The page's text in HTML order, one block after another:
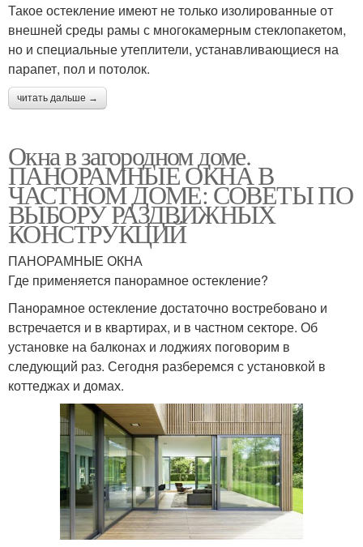
Такое остекление имеют не только изолированные от
внешней среды рамы с многокамерным стеклопакетом,
но и специальные утеплители, устанавливающиеся на
парапет, пол и потолок.
читать дальше →
Окна в загородном доме.
ПАНОРАМНЫЕ ОКНА В
ЧАСТНОМ ДОМЕ: СОВЕТЫ ПО
ВЫБОРУ РАЗДВИЖНЫХ
КОНСТРУКЦИЙ
ПАНОРАМНЫЕ ОКНА
Где применяется панорамное остекление?
Панорамное остекление достаточно востребовано и
встречается и в квартирах, и в частном секторе. Об
установке на балконах и лоджиях поговорим в
следующий раз. Сегодня разберемся с установкой в
коттеджах и домах.